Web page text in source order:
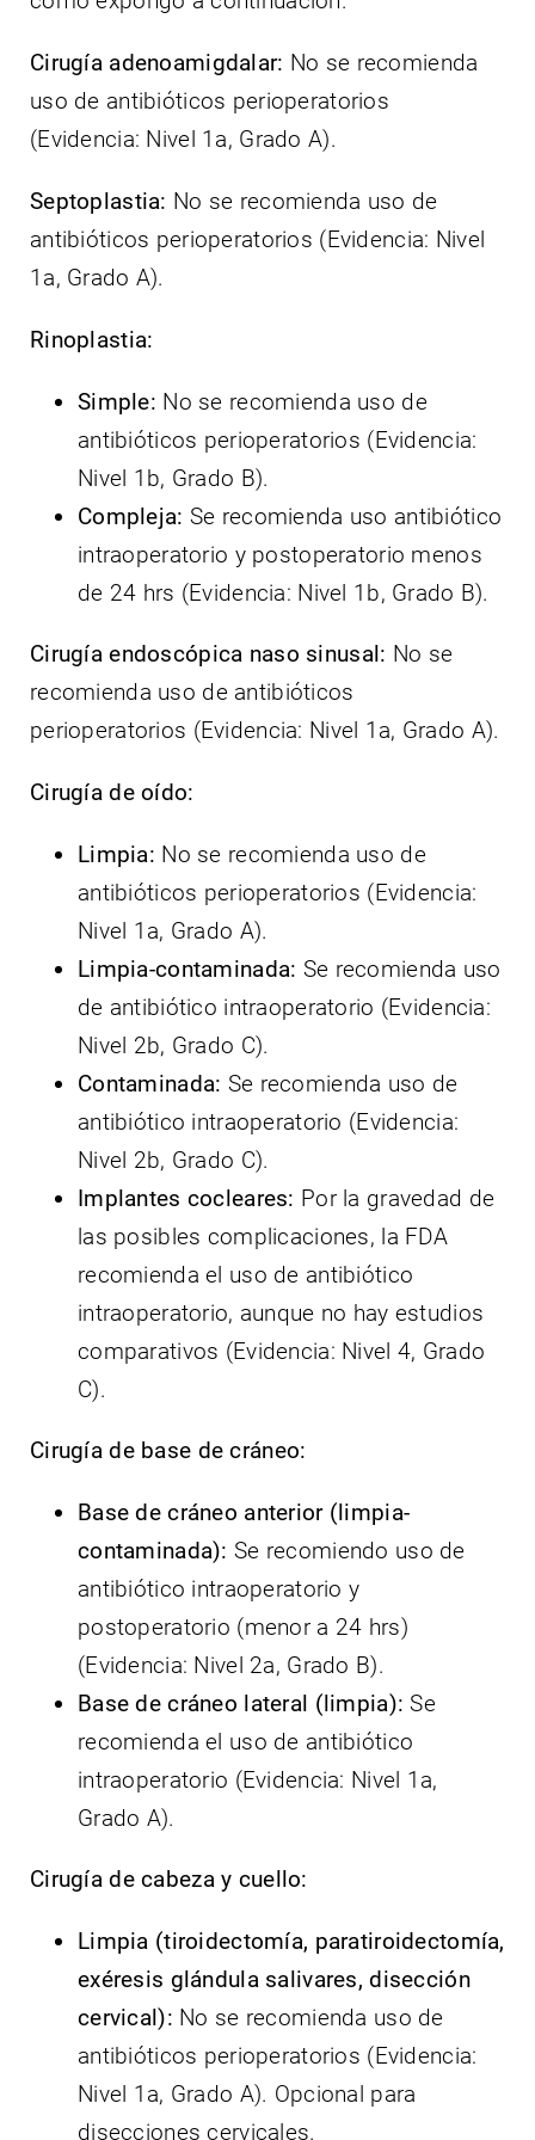
Cirugía adenoamigdalar: No se recomienda
uso de antibióticos perioperatorios
(Evidencia: Nivel 1a, Grado A).
Septoplastia: No se recomienda uso de
antibióticos perioperatorios (Evidencia: Nivel
1a, Grado A).
Rinoplastia:
Simple: No se recomienda uso de
antibióticos perioperatorios (Evidencia:
Nivel 1b, Grado B).
Compleja: Se recomienda uso antibiótico
intraoperatorio y postoperatorio menos
de 24 hrs (Evidencia: Nivel 1b, Grado B).
Cirugía endoscópica naso sinusal: No se
recomienda uso de antibióticos
perioperatorios (Evidencia: Nivel 1a, Grado A).
Cirugía de oído:
Limpia: No se recomienda uso de
antibióticos perioperatorios (Evidencia:
Nivel 1a, Grado A).
Limpia-contaminada: Se recomienda uso
de antibiótico intraoperatorio (Evidencia:
Nivel 2b, Grado C).
Contaminada: Se recomienda uso de
antibiótico intraoperatorio (Evidencia:
Nivel 2b, Grado C).
Implantes cocleares: Por la gravedad de
las posibles complicaciones, la FDA
recomienda el uso de antibiótico
intraoperatorio, aunque no hay estudios
comparativos (Evidencia: Nivel 4, Grado
C).
Cirugía de base de cráneo:
Base de cráneo anterior (limpia-
contaminada): Se recomiendo uso de
antibiótico intraoperatorio y
postoperatorio (menor a 24 hrs)
(Evidencia: Nivel 2a, Grado B).
Base de cráneo lateral (limpia): Se
recomienda el uso de antibiótico
intraoperatorio (Evidencia: Nivel 1a,
Grado A).
Cirugía de cabeza y cuello:
Limpia (tiroidectomía, paratiroidectomía,
exéresis glándula salivares, disección
cervical): No se recomienda uso de
antibióticos perioperatorios (Evidencia:
Nivel 1a, Grado A). Opcional para
disecciones cervicales.